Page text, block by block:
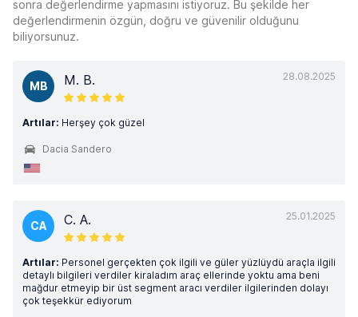
sonra değerlendirme yapmasını istiyoruz. Bu şekilde her
değerlendirmenin özgün, doğru ve güvenilir olduğunu
biliyorsunuz.
28.08.2025
MB M. B.
Artılar: Herşey çok güzel
Dacia Sandero
25.01.2025
CA C. A.
Artılar: Personel gerçekten çok ilgili ve güler yüzlüydü araçla ilgili
detaylı bilgileri verdiler kiraladım araç ellerinde yoktu ama beni
mağdur etmeyip bir üst segment aracı verdiler ilgilerinden dolayı
çok teşekkür ediyorum